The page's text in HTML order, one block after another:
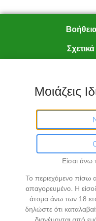
Μοιάζεις
Είσαι άνω
Το περιεχόμενο πίσω
απαγορευμένο. Η
άτομα άνω των 18
δηλώστε ότι